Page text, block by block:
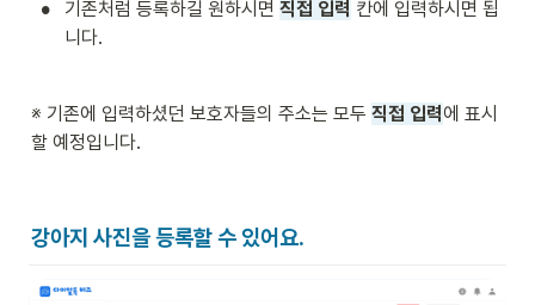
• 기존처럼 등록하길 원하시면 직접 입력 칸에 입력하시면 됩
니다.
※ 기존에 입력하셨던 보호자들의 주소는 모두 직접 입력에 표시
할 예정입니다.
강아지 사진을 등록할 수 있어요.